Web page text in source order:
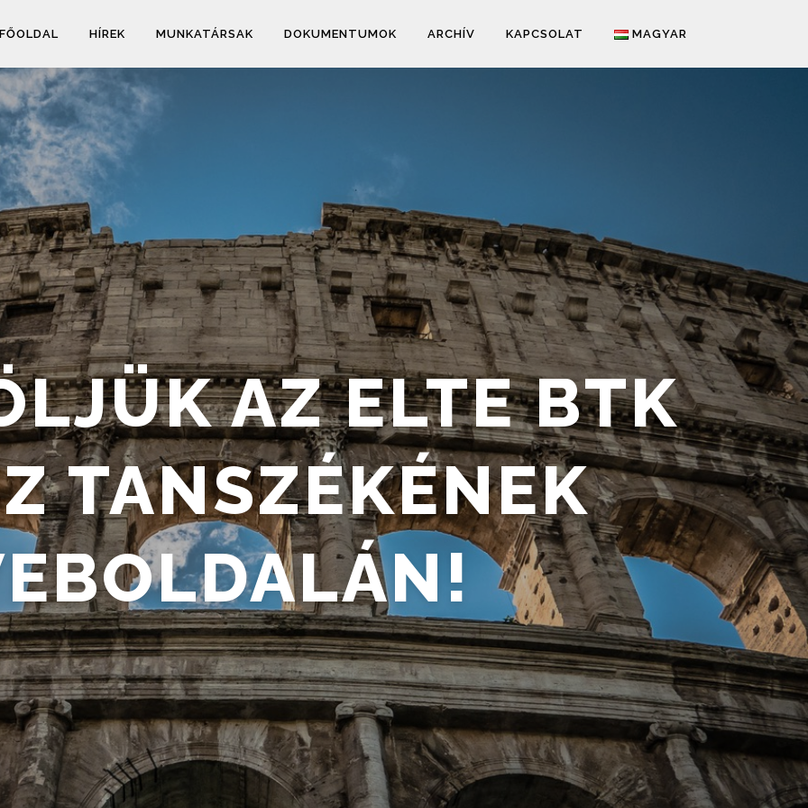
FŐOLDAL HÍREK MUNKATÁRSAK DOKUMENTUMOK ARCHÍV KAPCSOLAT MAGYAR
AZ ELTE BTK
TANSZÉKÉNEK